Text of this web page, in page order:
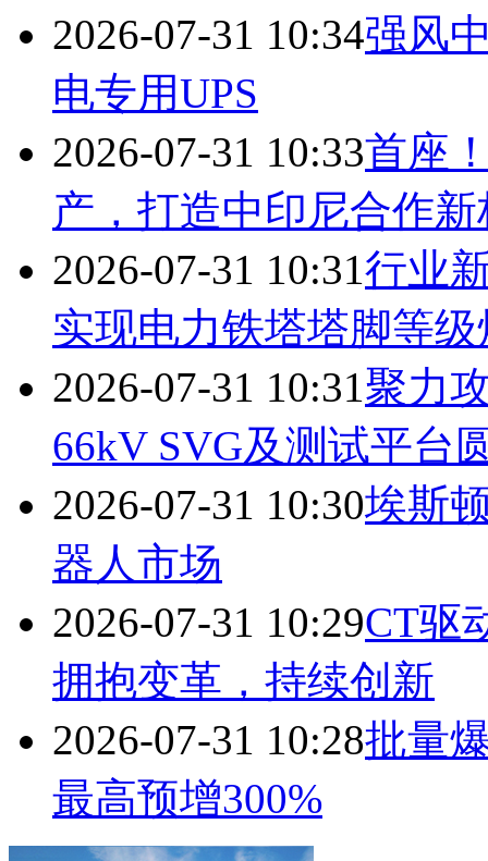
2026-07-31 10:34强风
电专用UPS
2026-07-31 10:33首座
产，打造中印尼合作
2026-07-31 10:31行业
实现电力铁塔塔脚等级
2026-07-31 10:31 聚力
66kV SVG及测试平台
2026-07-31 10:30埃斯
器人市场
2026-07-31 10:29CT驱
拥抱变革，持续创新
2026-07-31 10:28批量
最高预增300%